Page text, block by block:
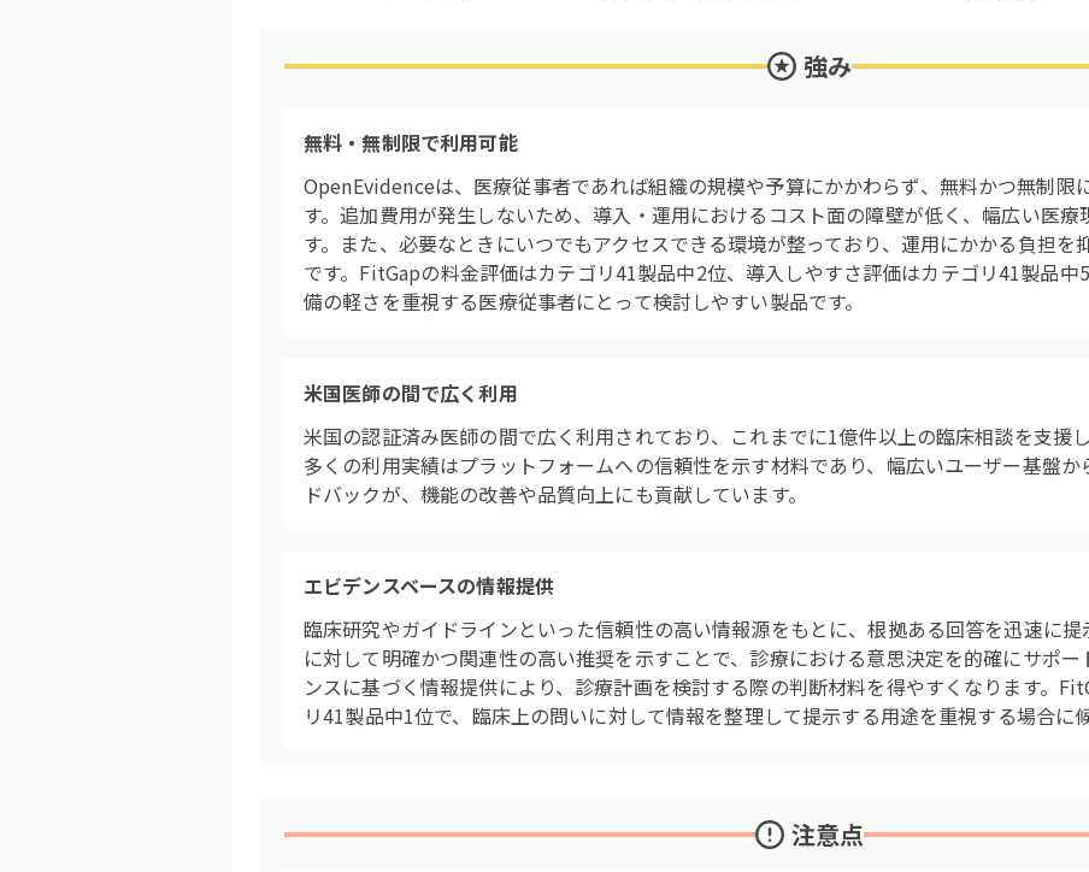
強み
無料・無制限で利用可能
OpenEvidenceは、医療従事者であれば組織の規模や予算にかかわらず、無料かつ無制限
す。追加費用が発生しないため、導入・運用におけるコスト面の障壁が低く、幅広い医療
す。また、必要なときにいつでもアクセスできる環境が整っており、運用にかかる負担を
です。FitGapの料金評価はカテゴリ41製品中2位、導入しやすさ評価はカテゴリ41製品中
備の軽さを重視する医療従事者にとって検討しやすい製品です。
米国医師の間で広く利用
米国の認証済み医師の間で広く利用されており、これまでに1億件以上の臨床相談を支援
多くの利用実績はプラットフォームへの信頼性を示す材料であり、幅広いユーザー基盤
ドバックが、機能の改善や品質向上にも貢献しています。
エビデンスベースの情報提供
臨床研究やガイドラインといった信頼性の高い情報源をもとに、根拠ある回答を迅速に
に対して明確かつ関連性の高い推奨を示すことで、診療における意思決定を的確にサポ
ンスに基づく情報提供により、診療計画を検討する際の判断材料を得やすくなります。
リ41製品中1位で、臨床上の問いに対して情報を整理して提示する用途を重視する場合に
注意点